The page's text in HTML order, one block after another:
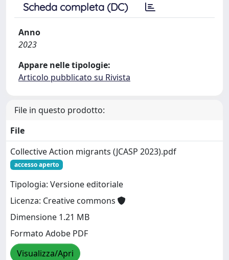
Scheda completa (DC)
Anno
2023
Appare nelle tipologie:
Articolo pubblicato su Rivista
File in questo prodotto:
File
Collective Action migrants (JCASP 2023).pdf
accesso aperto
Tipologia: Versione editoriale
Licenza: Creative commons
Dimensione 1.21 MB
Formato Adobe PDF
Visualizza/Apri